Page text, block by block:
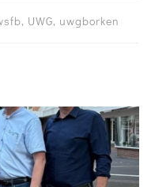
UWG, uwgborken